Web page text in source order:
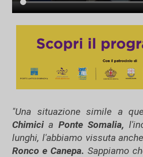
"Una situazione simile a
Chimici a Ponte Somalia,
lunghi, l'abbiamo vissuta
Ronco e Canepa. Sappiamo